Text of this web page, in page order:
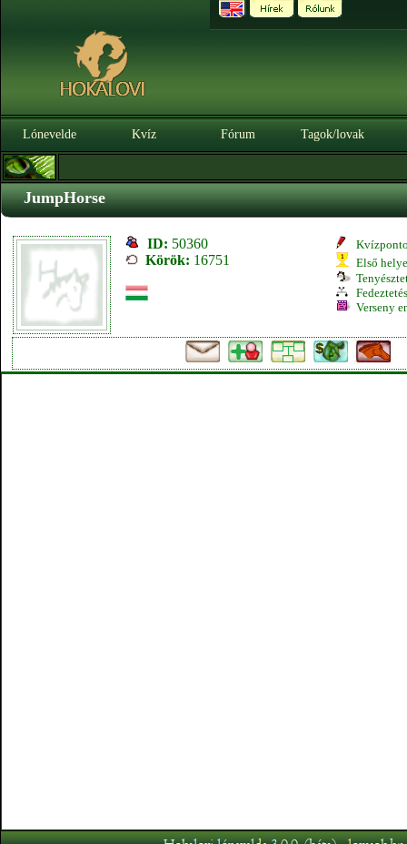
Lónevelde Kvíz Fórum Tagok/lovak
JumpHorse
ID: 50360
Körök: 16751
Első
Verseny